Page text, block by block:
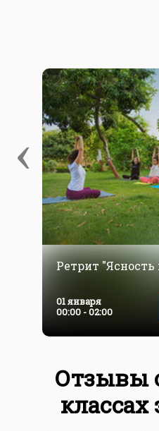
‹
Ретрит
01 января
00:00 - 02:00
Отзывы
классах